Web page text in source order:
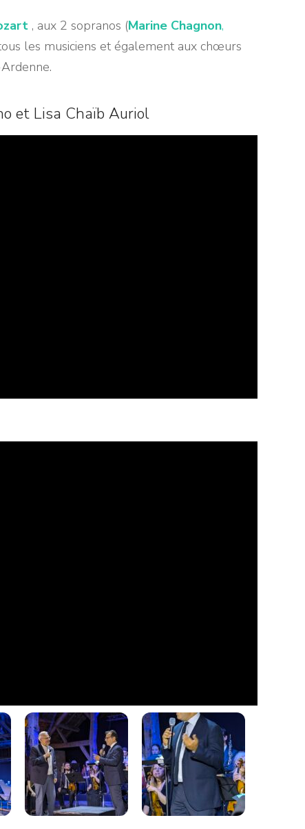
, aux 2 sopranos (Marine Chagnon,
les musiciens et également aux chœurs
et Lisa Chaïb Auriol